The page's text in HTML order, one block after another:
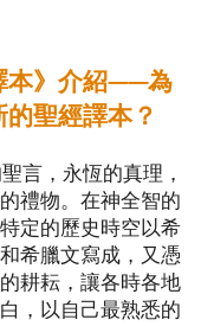
本》介紹——為
聖經譯本？
，永恆的真理，
禮物。在神全智的
定的歷史時空以希
希臘文寫成，又憑
耕耘，讓各時各地
，以自己最熟悉的